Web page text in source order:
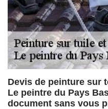
Devis de peinture sur
Le peintre du Pays
document sans vous